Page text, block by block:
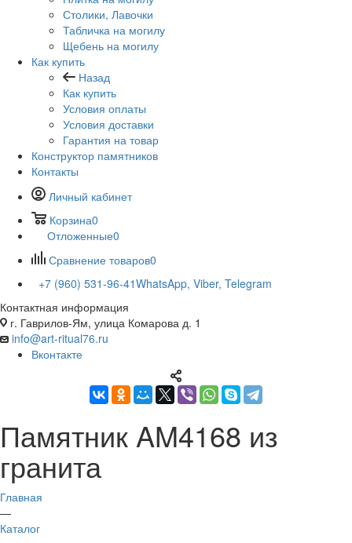
Столики, Лавочки
Табличка на могилу
Щебень на могилу
Как купить
Назад
Как купить
Условия оплаты
Условия доставки
Гарантия на товар
Конструктор памятников
Контакты
Личный кабинет
Корзина0
Отложенные0
Сравнение товаров0
+7 (960) 531-96-41WhatsApp, Viber, Telegram
Контактная информация
г. Гаврилов-Ям, улица Комарова д. 1
info@art-ritual76.ru
Вконтакте
Памятник AM4168 из
гранита
Главная
—
Каталог